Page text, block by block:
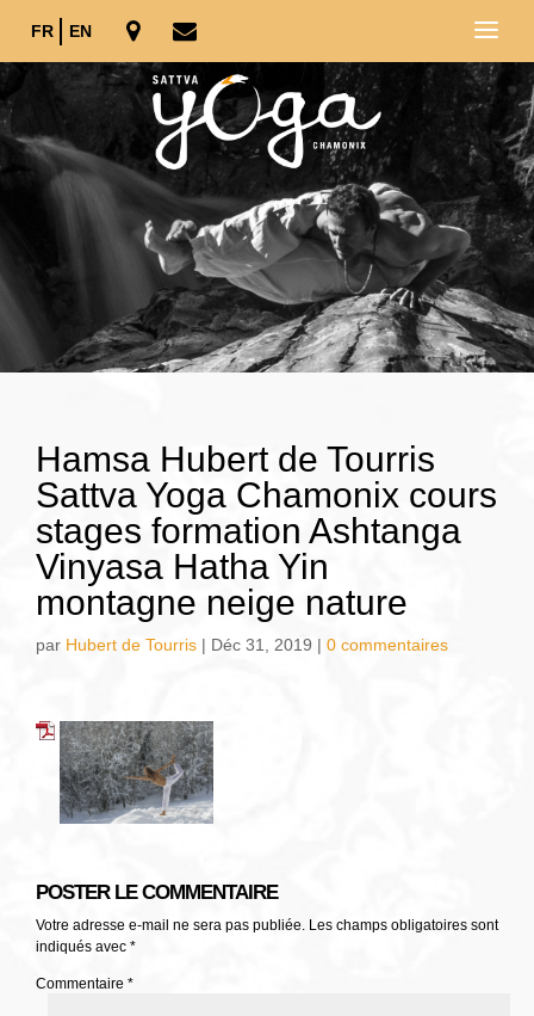
FR EN
Hamsa Hubert de Tourris
Sattva Yoga Chamonix cours
stages formation Ashtanga
Vinyasa Hatha Yin
montagne neige nature
par Hubert de Tourris | Déc 31, 2019 | 0 commentaires
POSTER LE COMMENTAIRE
Votre adresse e-mail ne sera pas publiée. Les champs obligatoires sont
indiqués avec *
Commentaire *